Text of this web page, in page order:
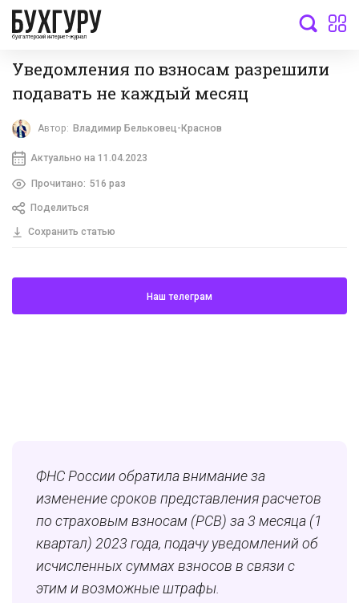
бухгалтерский интернет-журнал
Уведомления по взносам разрешили
подавать не каждый месяц
Автор: Владимир Бельковец-Краснов
Актуально на 11.04.2023
Прочитано: 516 раз
Поделиться
Сохранить статью
Наш телеграм
ФНС России обратила внимание за
изменение сроков представления расчетов
по страховым взносам (РСВ) за 3 месяца (1
квартал) 2023 года, подачу уведомлений об
исчисленных суммах взносов в связи с
этим и возможные штрафы.